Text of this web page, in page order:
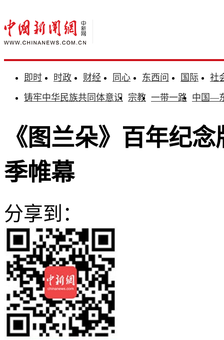
即时 时政 财经 同心 东西问 国际
社
铸牢中华民族共同体意识 宗教 一带一路 中国—
《图兰朵》百年纪
季帷幕
分享到：